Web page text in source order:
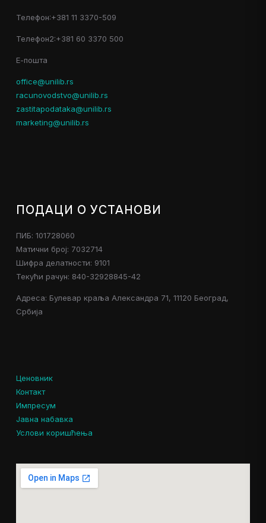
Телефон:+381 11 3370-509
Телефон2:+381 60 3370 500
Е-пошта
office@unilib.rs
racunovodstvo@unilib.rs
zastitapodataka@unilib.rs
marketing@unilib.rs
ПОДАЦИ О УСТАНОВИ
ПИБ: 101728060
Матични број: 7032714
Шифра делатности: 9101
Текући рачун: 840-32928845-42
Адреса: Булевар краља Александра 71, 11120 Београд,
Србија
Ценовник
Контакт
Импресум
Јавна набавка
Услови коришћења